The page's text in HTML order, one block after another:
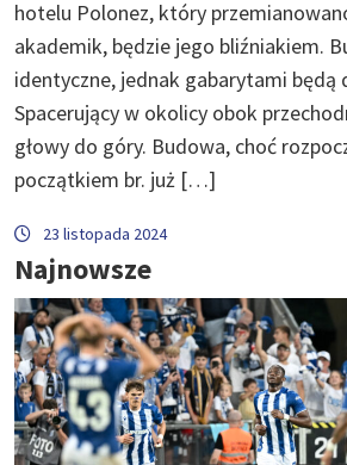
hotelu Polonez, który
akademik, będzie jego bliźniakiem.
identyczne, jednak gabarytami będą
Spacerujący w okolicy obok
głowy do góry. Budowa, choć
początkiem br. już […]
23 listopada 2024
Najnowsze